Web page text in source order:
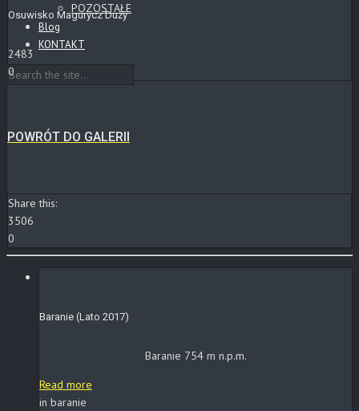
POZOSTAŁE
Blog
KONTAKT
Osuwisko Magurycz Duży
2483
0
POWRÓT DO GALERII
Share this:
3506
0
Baranie (Lato 2017)
Baranie 754 m n.p.m.
Read more
in baranie